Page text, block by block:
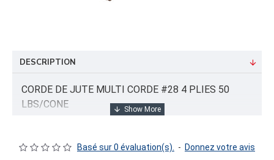
DESCRIPTION
CORDE DE JUTE MULTI CORDE #28 4 PLIES 50
LBS/CONE
Basé sur 0 évaluation(s). - Donnez votre avis